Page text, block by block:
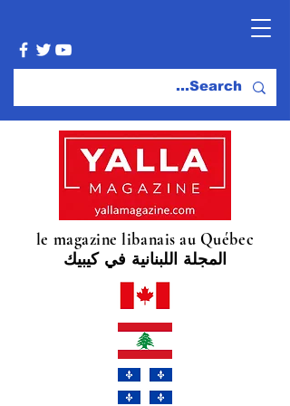
le magazine libanais au Québec
المجلة اللبنانية في كيبيك